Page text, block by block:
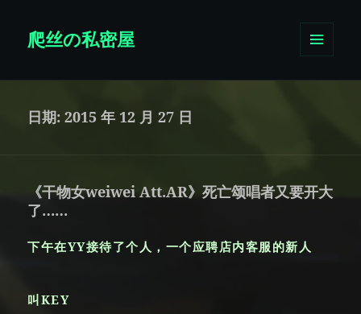
爬丝の私密屋
挂件
日期:2015 年 12 月 27 日
《干物女weiwei Att.AR》死亡颂唱者又要开大
了……
下午在YY接待了个人，一个应聘店内客服的新人
叫KEY